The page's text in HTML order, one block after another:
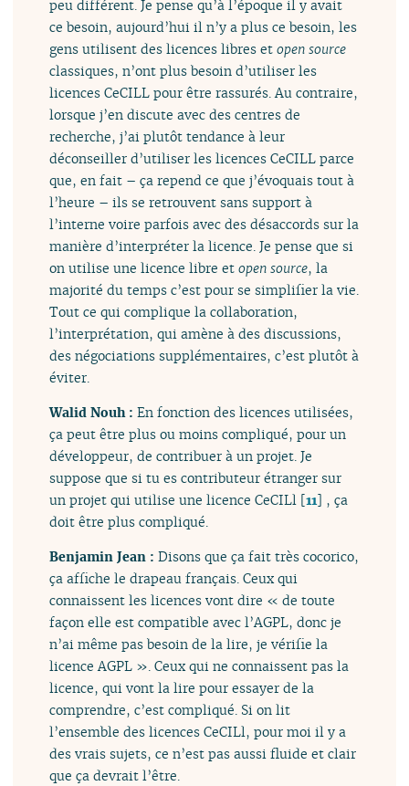
peu différent. Je pense qu’à l’époque il y avait
ce besoin, aujourd’hui il n’y a plus ce besoin, les
gens utilisent des licences libres etopen source
classiques, n’ont plus besoin d’utiliser les
licences CeCILL pour être rassurés. Au contraire,
lorsque j’en discute avec des centres de
recherche, j’ai plutôt tendance à leur
déconseiller d’utiliser les licences CeCILL parce
que, en fait – ça repend ce que j’évoquais tout à
l’heure – ils se retrouvent sans support à
l’interne voire parfois avec des désaccords sur la
manière d’interpréter la licence. Je pense que si
on utilise une licence libre etopen source, la
majorité du temps c’est pour se simplifier la vie.
Tout ce qui complique la collaboration,
l’interprétation, qui amène à des discussions,
des négociations supplémentaires, c’est plutôt à
éviter.
Walid Nouh :En fonction des licences utilisées,
ça peut être plus ou moins compliqué, pour un
développeur, de contribuer à un projet. Je
suppose que si tu es contributeur étranger sur
un projet qui utilise une licence CeCILl [11] , ça
doit être plus compliqué.
Benjamin Jean :Disons que ça fait très cocorico,
ça affiche le drapeau français. Ceux qui
connaissent les licences vont dire « de toute
façon elle est compatible avec l’AGPL, donc je
n’ai même pas besoin de la lire, je vérifie la
licence AGPL ». Ceux qui ne connaissent pas la
licence, qui vont la lire pour essayer de la
comprendre, c’est compliqué. Si on lit
l’ensemble des licences CeCILl, pour moi il y a
des vrais sujets, ce n’est pas aussi fluide et clair
que ça devrait l’être.